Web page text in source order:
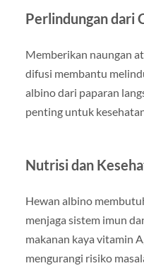
Perlindungan dari
Memberikan naungan
difusi membantu
albino dari paparan
penting untuk
Nutrisi dan
Hewan albino
menjaga sistem imun
makanan kaya vitamin
mengurangi risiko